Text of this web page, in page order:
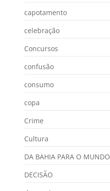
capotamento
celebração
Concursos
confusão
consumo
copa
Crime
Cultura
DA BAHIA PARA O MUNDO
DECISÃO